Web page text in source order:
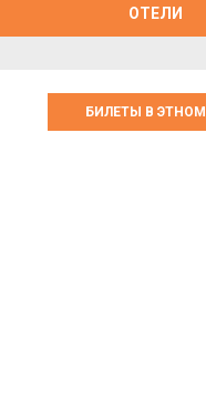
ОТЕЛИ
БИЛЕТЫ В